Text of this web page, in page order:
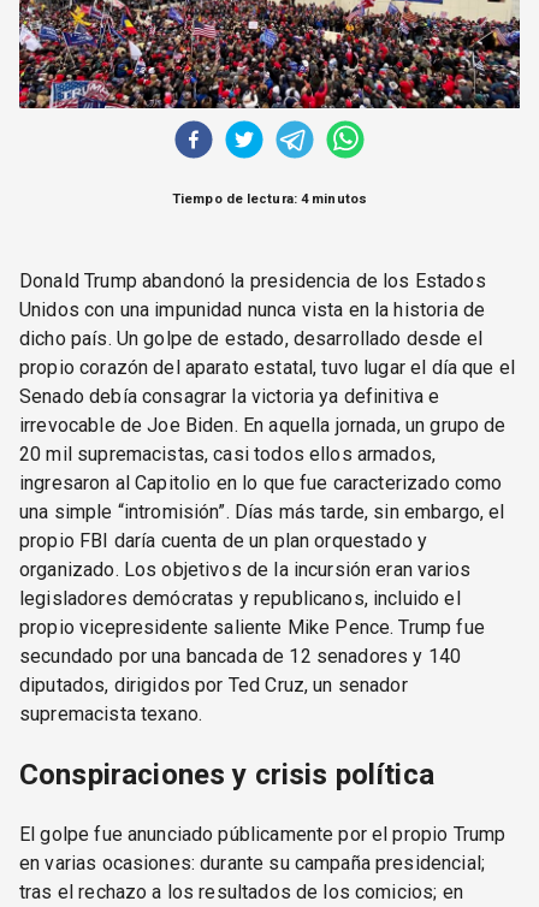
OPINIÓN
ALTAMIRA RESPONDE
Política Obrera Revista
CONTACTO
Tiempo de lectura: 4 minutos
Donald Trump abandonó la presidencia de los Estados
Unidos con una impunidad nunca vista en la historia de
dicho país. Un golpe de estado, desarrollado desde el
propio corazón del aparato estatal, tuvo lugar el día que el
Senado debía consagrar la victoria ya definitiva e
irrevocable de Joe Biden. En aquella jornada, un grupo de
20 mil supremacistas, casi todos ellos armados,
ingresaron al Capitolio en lo que fue caracterizado como
una simple “intromisión”. Días más tarde, sin embargo, el
propio FBI daría cuenta de un plan orquestado y
organizado. Los objetivos de la incursión eran varios
legisladores demócratas y republicanos, incluido el
propio vicepresidente saliente Mike Pence. Trump fue
secundado por una bancada de 12 senadores y 140
diputados, dirigidos por Ted Cruz, un senador
supremacista texano.
Conspiraciones y crisis política
El golpe fue anunciado públicamente por el propio Trump
en varias ocasiones: durante su campaña presidencial;
tras el rechazo a los resultados de los comicios; en